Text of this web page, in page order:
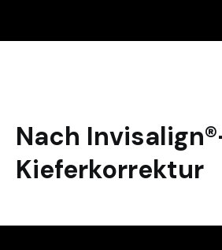
Nach
Kieferkorrektur